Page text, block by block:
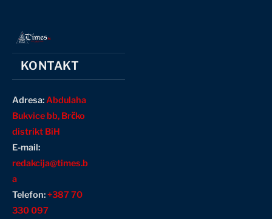
KONTAKT
Adresa:Abdulaha
Bukvice bb, Brčko
distrikt BiH
E-mail:
redakcija@times.b
a
Telefon:+387 70
330 097